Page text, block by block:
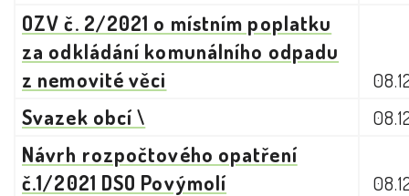
OZV č. 2/2021 o místním poplatku
za odkládání komunálního odpadu
z nemovité věci
Svazek obcí \
Návrh rozpočtového opatření
č.1/2021 DSO Povýmolí